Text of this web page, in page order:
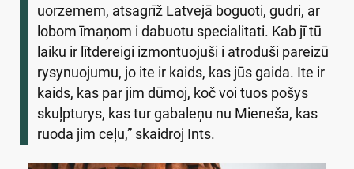
uorzemem, atsagrīž Latvejā boguoti, gudri, ar
lobom īmaņom i dabuotu specialitati. Kab jī tū
laiku ir lītdereigi izmontuojuši i atroduši pareizū
rysynuojumu, jo ite ir kaids, kas jūs gaida. Ite ir
kaids, kas par jim dūmoj, koč voi tuos pošys
skuļpturys, kas tur gabaleņu nu Mieneša, kas
ruoda jim ceļu,” skaidroj Ints.